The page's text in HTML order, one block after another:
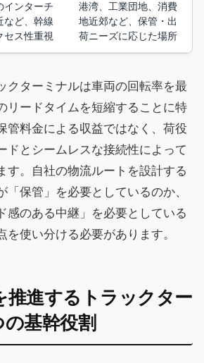
インターチ
など、幹線
セス性重視
港湾、工業団地、消費
地近郊など、保管・出
荷ニーズに応じた場所
クターミナルは車両の回転率を最
リードタイムを短縮することに特
管料金による収益ではなく、荷役
ドとシームレスな接続性によって
す。自社の物流ルートを設計する
「保管」を必要としているのか、
感のある中継」を必要としている
を使い分ける必要があります。
推進するトラックター
基幹役割